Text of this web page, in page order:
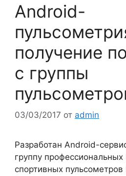
Android-
получение
с группы
03/03/2017 от admin
Разработан Android-
группу профессиональных
спортивных пульсометров